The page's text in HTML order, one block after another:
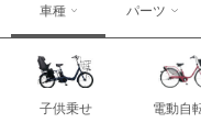
車種
子供乗せ 電動自
パーツ